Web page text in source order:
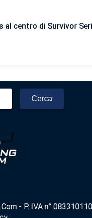
al centro di Survivor
- P. IVA n°